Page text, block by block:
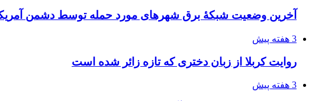
آخرین وضعیت شبکۀ برق شهرهای مورد حمله توسط دشمن
3 هفته پیش
روایت کربلا از زبان دختری که تازه زائر شده است
3 هفته پیش